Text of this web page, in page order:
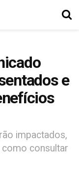
e
impactados,
como consultar